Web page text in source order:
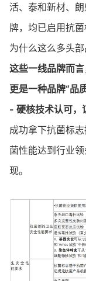
活、泰和新材、
牌，均已启用抗菌
为什么这么多头
这些一线品牌而言
更是一种品牌“品
- 硬核技术认可，
成功拿下抗菌标
菌性能达到行业
现。